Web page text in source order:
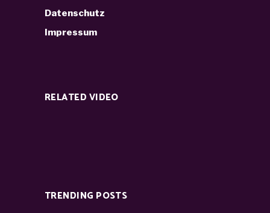
Datenschutz
Impressum
RELATED VIDEO
TRENDING POSTS